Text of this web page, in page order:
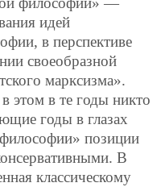
идей
в перспективе
своеобразной
марксизма».
этом в те годы никто
годы в глазах
позиции
В
классическому